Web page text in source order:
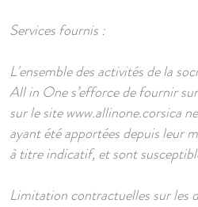
Services fournis :
L'ensemble des activités de la
All in One s’efforce de fournir
sur le sitewww.allinone.corsica
ayant été apportées depuis leur
à titre indicatif, et sont
Limitation contractuelles sur les